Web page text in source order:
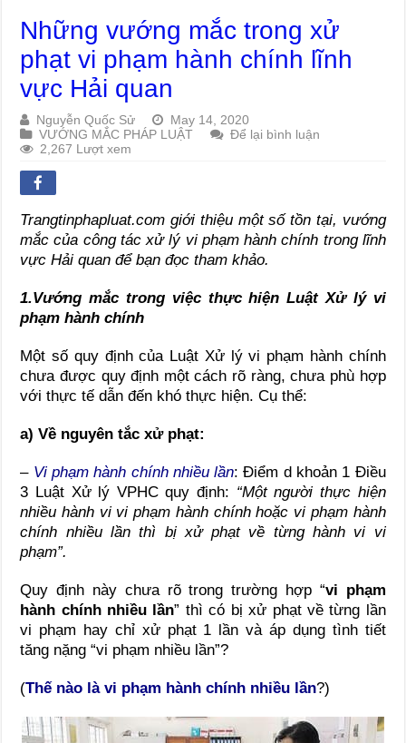
Những vướng mắc trong xử
phạt vi phạm hành chính lĩnh
vực Hải quan
Nguyễn Quốc Sử
May 14, 2020
VƯỚNG MẮC PHÁP LUẬT
Để lại bình luận
2,267 Lượt xem
Trangtinphapluat.com giới thiệu một số tồn tại, vướng
mắc của công tác xử lý vi phạm hành chính trong lĩnh
vực Hải quan để bạn đọc tham khảo.
1.Vướng mắc trong việc thực hiện Luật Xử lý vi
phạm hành chính
Một số quy định của Luật Xử lý vi phạm hành chính
chưa được quy định một cách rõ ràng, chưa phù hợp
với thực tế dẫn đến khó thực hiện. Cụ thể:
a) Về nguyên tắc xử phạt:
– Vi phạm hành chính nhiều lần: Điểm d khoản 1 Điều
3 Luật Xử lý VPHC quy định: “Một người thực hiện
nhiều hành vi vi phạm hành chính hoặc vi phạm hành
chính nhiều lần thì bị xử phạt về từng hành vi vi
phạm”.
Quy định này chưa rõ trong trường hợp “vi phạm
hành chính nhiều lần” thì có bị xử phạt về từng lần
vi phạm hay chỉ xử phạt 1 lần và áp dụng tình tiết
tăng nặng “vi phạm nhiều lần”?
(Thế nào là vi phạm hành chính nhiều lần?)